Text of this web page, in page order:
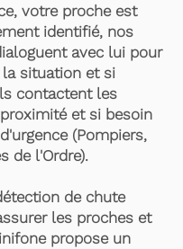
votre proche est
identifié, nos
avec lui pour
situation et si
contactent les
et si besoin
(Pompiers,
de l'Ordre).
de chute
les proches et
propose un